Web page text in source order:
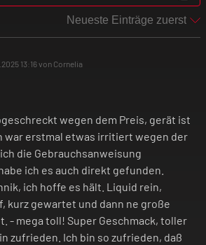
aller Funktionen
mAh
V
A
13:16 von Cornelia
wegen dem Preis, gerät ist
war erstmal etwas irritiert wegen der
die Gebrauchsanweisung
ich es auch direkt gefunden.
ich hoffe es hält. Liquid rein,
kurz gewartet und dann ne große
- mega toll! Super Geschmack, toller
zufrieden. Ich bin so zufrieden, daß